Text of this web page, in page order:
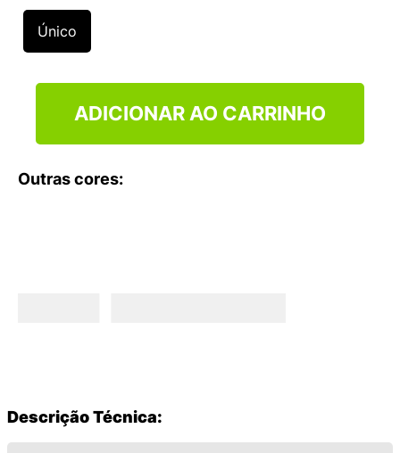
Único
ADICIONAR AO CARRINHO
Outras cores:
Descrição Técnica:
9º
NEW 530
10º VEJA COUNTRY